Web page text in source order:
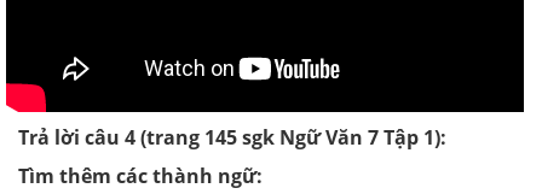
Trả lời câu 4 (trang 145 sgk Ngữ Văn 7 Tập 1):
Tìm thêm các thành ngữ: